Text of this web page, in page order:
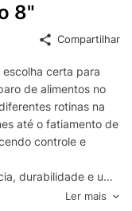
8"
Compartilhar
certa para
de alimentos no
rotinas na
até o fatiamento de
controle e
durabilidade e um
e ajudar a manter
Ler mais